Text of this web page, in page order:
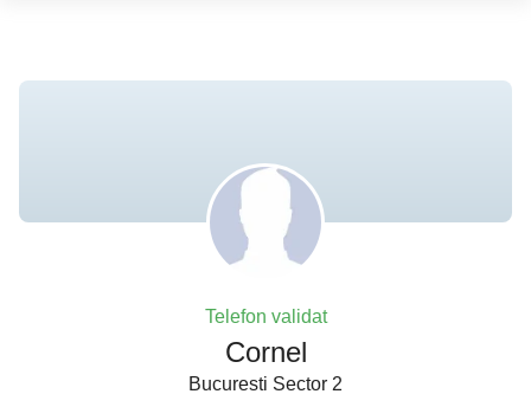
Telefon validat
Cornel
Bucuresti Sector 2